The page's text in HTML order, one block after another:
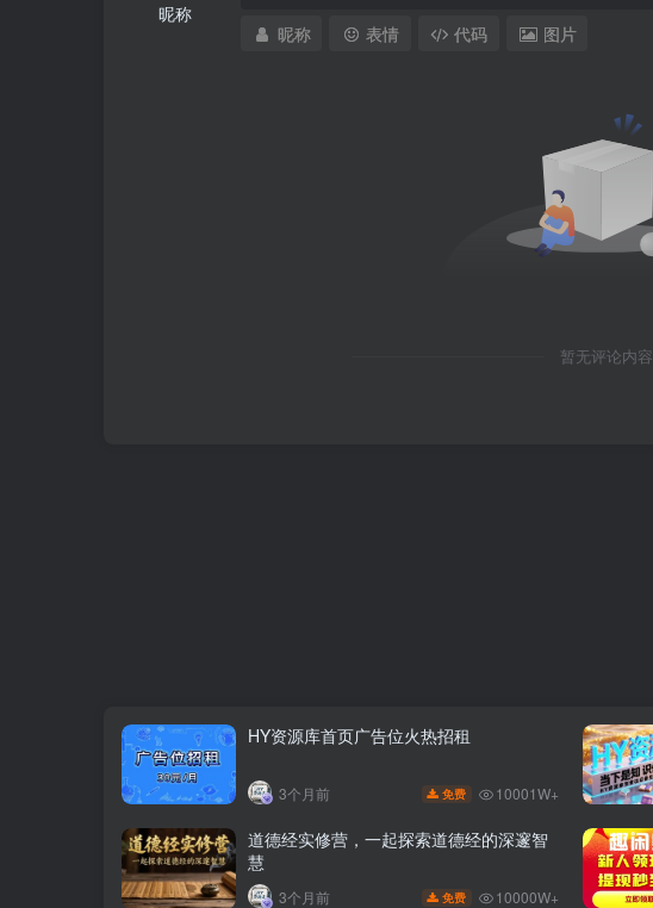
昵称
昵称 表情 代码 图片
暂无评论内容
HY资源库首页广告位火热招租
3个月前 免费 10001W+
道德经实修营，一起探索道德经的深邃智
慧
3个月前 免费 10000W+